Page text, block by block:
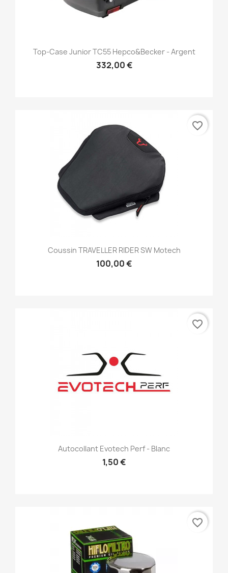
Top-Case Junior TC55 Hepco&Becker - Argent
332,00 €
Coussin TRAVELLER RIDER SW Motech
100,00 €
favorite_border
Autocollant Evotech Perf - Blanc
1,50 €
favorite_border
favorite_border